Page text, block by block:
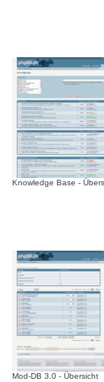
Knowledge Base -
Mod-DB 3.0 - Übersicht